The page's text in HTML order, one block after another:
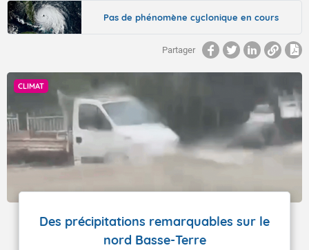
Articles
Pas de phénomène cyclonique en cours
Partager
CLIMAT
Des précipitations remarquables sur le
nord Basse-Terre